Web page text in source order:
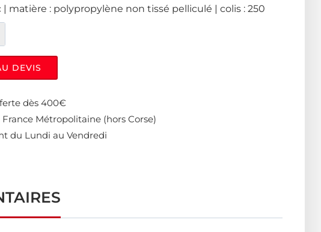
| matière : polypropylène non tissé pelliculé | colis : 250
DEVIS
dès 400€
France Métropolitaine (hors Corse)
du Lundi au Vendredi